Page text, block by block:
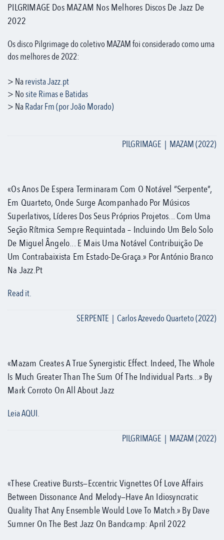
PILGRIMAGE Dos MAZAM Nos Melhores Discos De Jazz De
2022
Os disco Pilgrimage do coletivo MAZAM foi considerado como uma
dos melhores de 2022:
> Narevista Jazz.pt
> Nosite Rimas e Batidas
> NaRadar Fm (por João Morado)
PILGRIMAGE | MAZAM (2022)
«Os Anos De Espera Terminaram Com O Notável “Serpente”,
Em Quarteto, Onde Surge Acompanhado Por Músicos
Superlativos, Líderes Dos Seus Próprios Projetos... Com Uma
Seção Rítmica Sempre Requintada – Incluindo Um Belo Solo
De Miguel Ângelo... E Mais Uma Notável Contribuição De
Um Contrabaixista Em Estado-De-Graça.» Por António Branco
Na Jazz.pt
Read it.
SERPENTE | Carlos Azevedo Quarteto (2022)
«Mazam Creates A True Synergistic Effect. Indeed, The Whole
Is Much Greater Than The Sum Of The Individual Parts...» By
Mark Corroto On All About Jazz
Leia AQUI.
PILGRIMAGE | MAZAM (2022)
«These Creative Bursts—Eccentric Vignettes Of Love Affairs
Between Dissonance And Melody—Have An Idiosyncratic
Quality That Any Ensemble Would Love To Match.» By Dave
Sumner On The Best Jazz On Bandcamp: April 2022